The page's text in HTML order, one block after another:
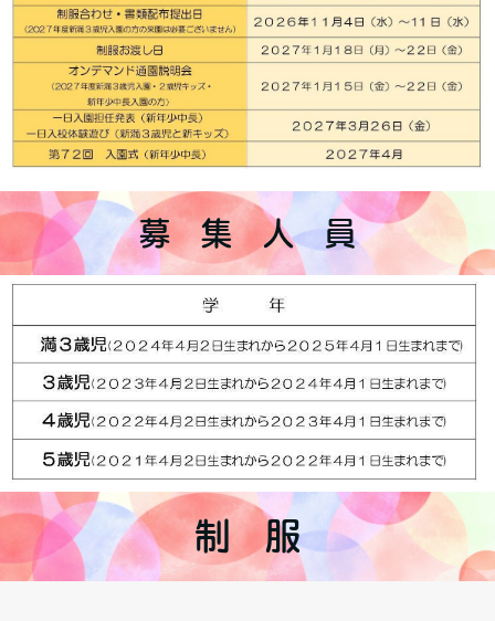
募 集 人 員
制 服